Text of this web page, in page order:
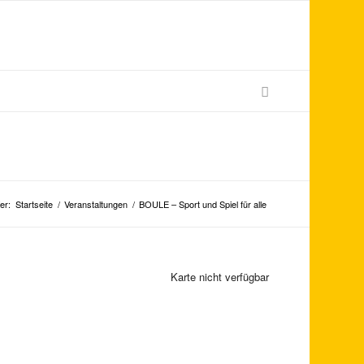
Startseite / Veranstaltungen / BOULE – Sport und Spiel für alle
Karte nicht verfügbar